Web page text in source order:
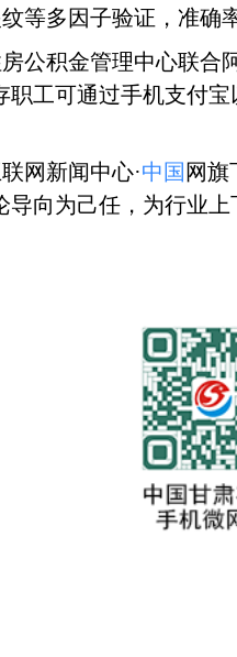
等多因子验证，准确
公积金管理中心联合
职工可通过手机支付宝
网新闻中心·中国 网
导向为己任，为行业